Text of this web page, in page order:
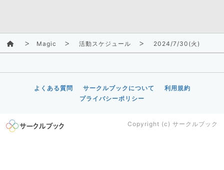
Magic 活動スケジュール 2024/7/30(火)
よくある質問 サークルブックについて
利用規約
プライバシーポリシー
Copyright (c) サークルブック